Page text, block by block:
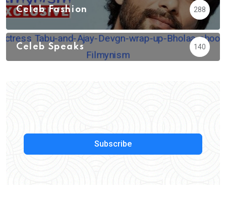
Celeb Fashion 288
Celeb Speaks 140
Subscribe